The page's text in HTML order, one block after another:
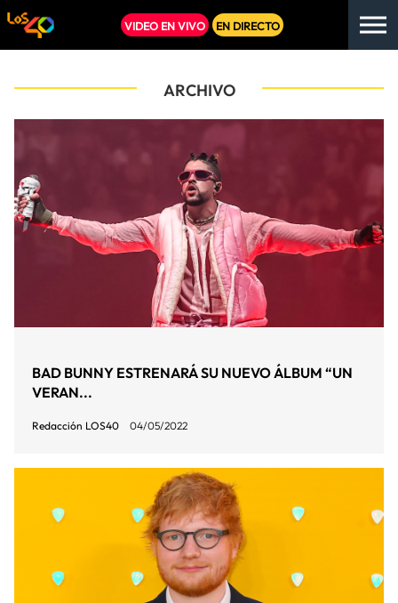
VIDEO EN VIVO EN DIRECTO
ARCHIVO
BAD BUNNY ESTRENARÁ SU NUEVO ÁLBUM “UN
VERAN...
Redacción LOS40 04/05/2022